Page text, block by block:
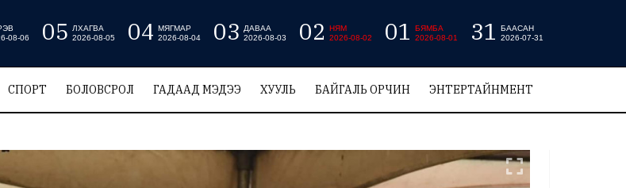
08-06
05
ЛХАГВА
2026-08-05
04 МЯГМАР
2026-08-04
03
ДАВАА
2026-08-03
02
НЯМ
2026-08-02
01
БЯМБА
2026-08-01
31
БААСАН
2026-07-31
СПОРТ БОЛОВСРОЛ ГАДААД МЭДЭЭ ХУУЛЬ БАЙГАЛЬ ОРЧИН ЭНТЕРТАЙНМЕНТ